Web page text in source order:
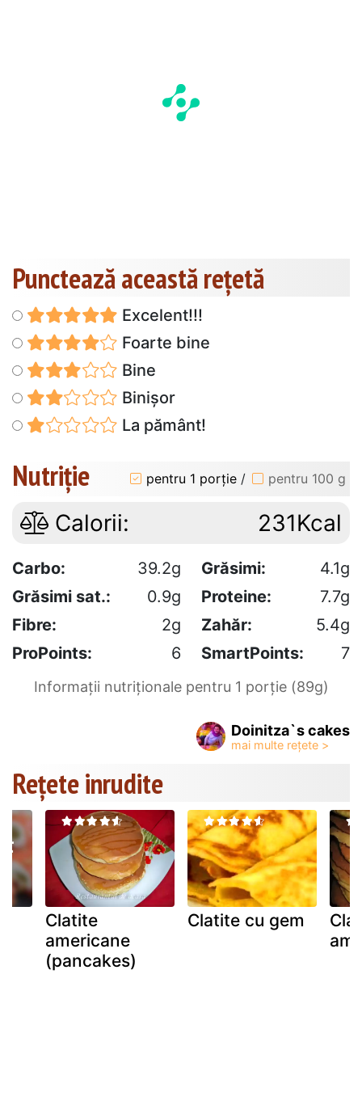
Punctează această reţetă
Excelent!!!
Foarte bine
Bine
Binișor
La pământ!
Nutriție pentru 1 porție / pentru 100 g
Calorii: 231Kcal
Carbo: 39.2g Grăsimi:
4.1g
Grăsimi sat.:
0.9g Proteine:
7.7g
Fibre:
2g Zahăr:
5.4g
ProPoints:
6 SmartPoints: 7
Informații nutriționale pentru 1 porție (89g)
Doinitza`s cakes
Rețete inrudite
Clatite
americane
(pancakes)
Clatite cu gem